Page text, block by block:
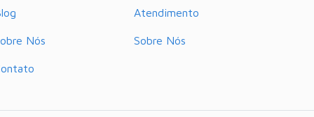
Nós
Atendimento
Sobre Nós